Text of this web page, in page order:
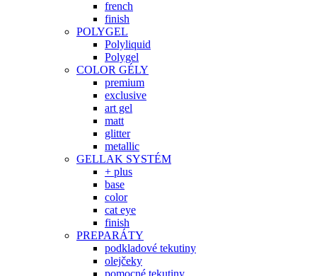
french
finish
POLYGEL
Polyliquid
Polygel
COLOR GÉLY
premium
exclusive
art gel
matt
glitter
metallic
GELLAK SYSTÉM
+ plus
base
color
cat eye
finish
PREPARÁTY
podkladové tekutiny
olejčeky
pomocné tekutiny